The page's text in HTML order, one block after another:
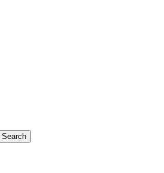
Search